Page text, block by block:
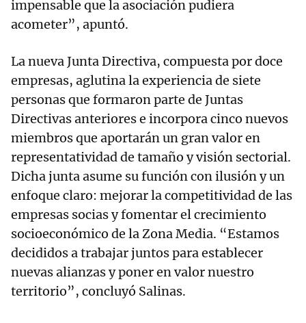
impensable que la asociación pudiera
acometer”, apuntó.
La nueva Junta Directiva, compuesta por doce
empresas, aglutina la experiencia de siete
personas que formaron parte de Juntas
Directivas anteriores e incorpora cinco nuevos
miembros que aportarán un gran valor en
representatividad de tamaño y visión sectorial.
Dicha junta asume su función con ilusión y un
enfoque claro: mejorar la competitividad de las
empresas socias y fomentar el crecimiento
socioeconómico de la Zona Media. “Estamos
decididos a trabajar juntos para establecer
nuevas alianzas y poner en valor nuestro
territorio”, concluyó Salinas.